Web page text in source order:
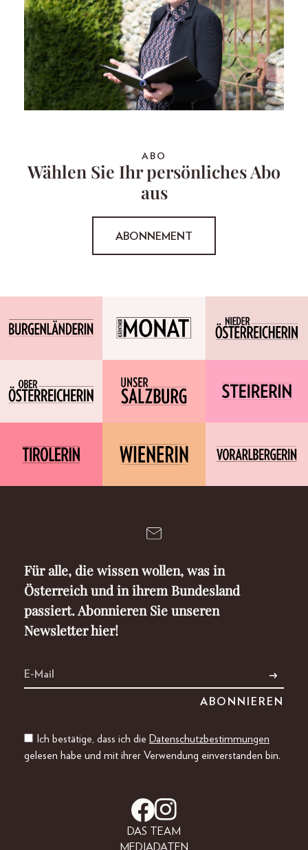
ABO
Wählen Sie Ihr persönliches Abo
aus
ABONNEMENT
Für alle, die wissen wollen, was in
Österreich und in ihrem Bundesland
passiert. Abonnieren Sie unseren
Newsletter hier!
Ich bestätige, dass ich die Datenschutzbestimmungen
gelesen habe und mit ihrer Verwendung einverstanden bin.
DAS TEAM
MEDIADATEN